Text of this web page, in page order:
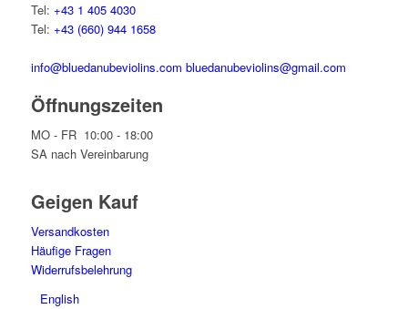
Tel: +43 1 405 4030
Tel: +43 (660) 944 1658
info@bluedanubeviolins.com bluedanubeviolins@gmail.com
Öffnungszeiten
MO - FR 10:00 - 18:00
SA nach Vereinbarung
Geigen Kauf
Versandkosten
Häufige Fragen
Widerrufsbelehrung
English